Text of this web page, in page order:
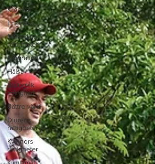
Krönikor
Engelska
Mänskliga
rättigheter
Inspiration
Hälsa
Biologisk
mångfald
Bättre värld
Djurens
rättigheter
Kvinnors
rättigheter